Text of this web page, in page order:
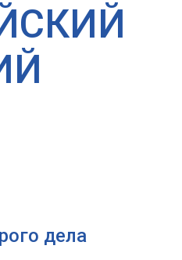
дела